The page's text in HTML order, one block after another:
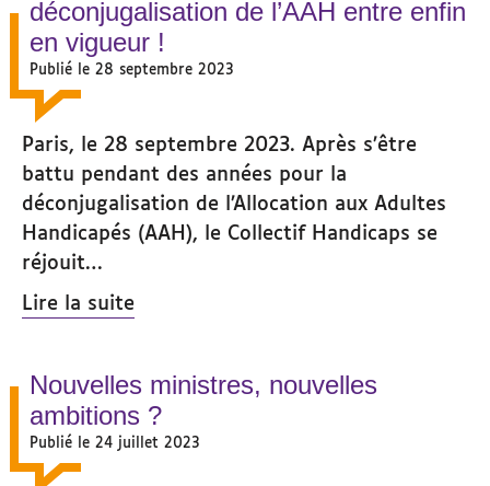
déconjugalisation de l’AAH entre enfin
en vigueur !
Publié le 28 septembre 2023
Paris, le 28 septembre 2023. Après s’être
battu pendant des années pour la
déconjugalisation de l’Allocation aux Adultes
Handicapés (AAH), le Collectif Handicaps se
réjouit…
Lire la suite
Nouvelles ministres, nouvelles
ambitions ?
Publié le 24 juillet 2023